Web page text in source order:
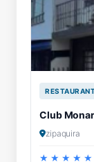
Club
zipaquira